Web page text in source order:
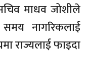
माधव जोशीले
नागरिकलाई
राज्यलाई फाइदा